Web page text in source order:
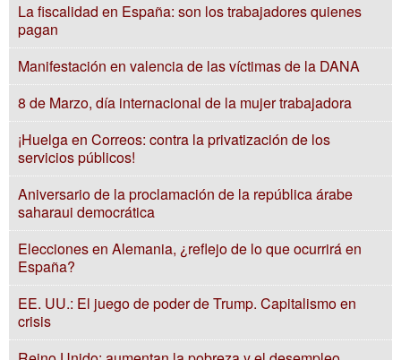
La fiscalidad en España: son los trabajadores quienes
pagan
Manifestación en valencia de las víctimas de la DANA
8 de Marzo, día internacional de la mujer trabajadora
¡Huelga en Correos: contra la privatización de los
servicios públicos!
Aniversario de la proclamación de la república árabe
saharaui democrática
Elecciones en Alemania, ¿reflejo de lo que ocurrirá en
España?
EE. UU.: El juego de poder de Trump. Capitalismo en
crisis